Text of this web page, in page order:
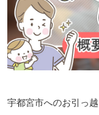
宇都宮市へのお引っ